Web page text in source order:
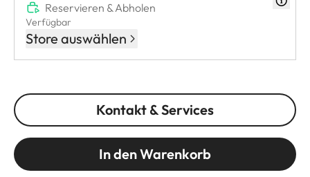
Reservieren & Abholen
Verfügbar
Store auswählen
Kontakt & Services
In den Warenkorb